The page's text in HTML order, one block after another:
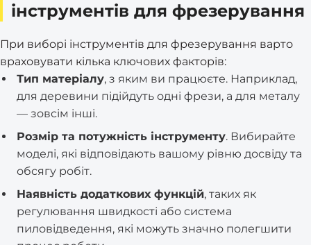
інструментів для фрезерування
При виборі інструментів для фрезерування варто
враховувати кілька ключових факторів:
Тип матеріалу, з яким ви працюєте. Наприклад,
для деревини підійдуть одні фрези, а для металу
— зовсім інші.
Розмір та потужність інструменту. Вибирайте
моделі, які відповідають вашому рівню досвіду та
обсягу робіт.
Наявність додаткових функцій, таких як
регулювання швидкості або система
пиловідведення, які можуть значно полегшити